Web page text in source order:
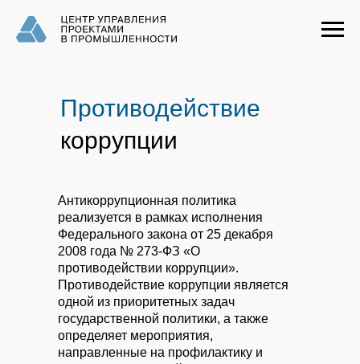
Противодействие
коррупции
Антикоррупционная политика
реализуется в рамках исполнения
Федерального закона от 25 декабря
2008 года № 273-ФЗ «О
противодействии коррупции».
Противодействие коррупции является
одной из приоритетных задач
государственной политики, а также
определяет мероприятия,
направленные на профилактику и